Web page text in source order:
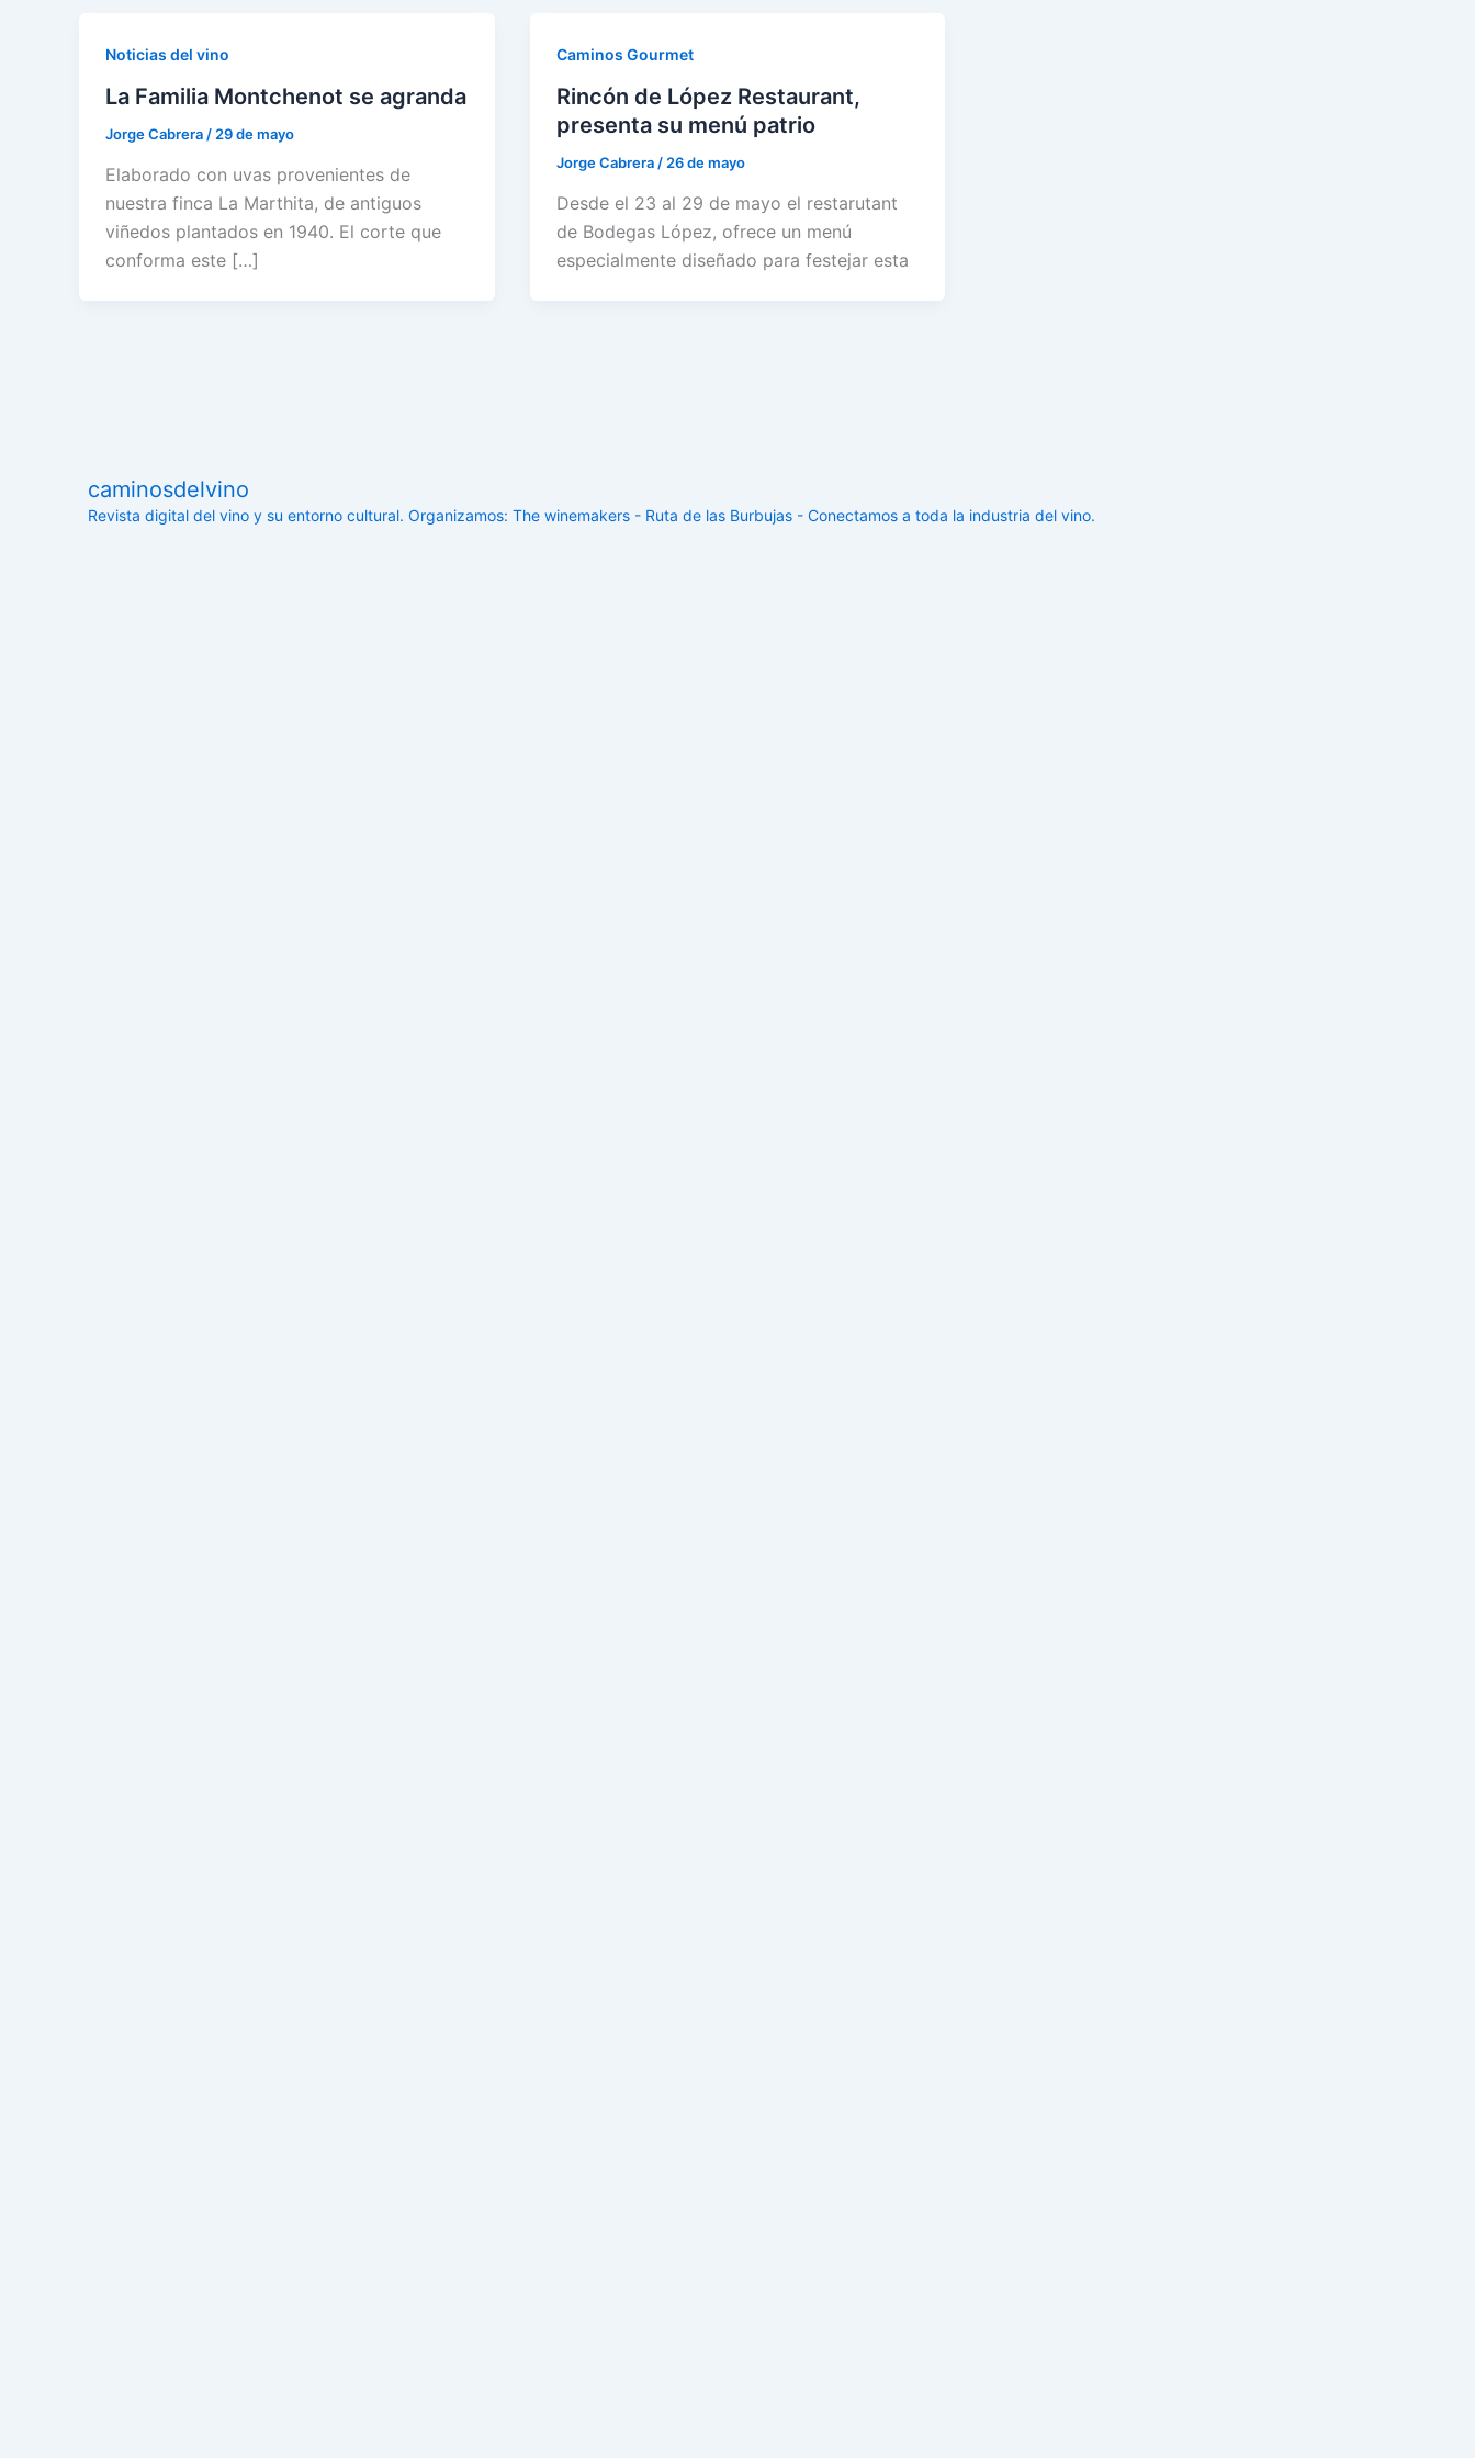
Noticias del vino
La Familia Montchenot se agranda
Jorge Cabrera / 29 de mayo
Elaborado con uvas provenientes de
nuestra finca La Marthita, de antiguos
viñedos plantados en 1940. El corte que
conforma este […]
Caminos Gourmet
Rincón de López Restaurant,
presenta su menú patrio
Jorge Cabrera / 26 de mayo
Desde el 23 al 29 de mayo el restarutant
de Bodegas López, ofrece un menú
especialmente diseñado para festejar esta
caminosdelvino
Revista digital del vino y su entorno cultural. Organizamos: The winemakers - Ruta de las Burbujas - Conectamos a toda la industria del vino.